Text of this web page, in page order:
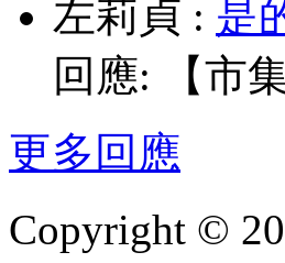
左莉貞 : 是
回應:
【市
更多回應
Copyright ©